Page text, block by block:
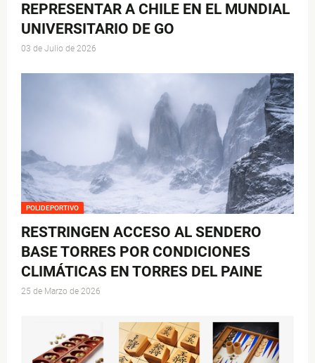
REPRESENTAR A CHILE EN EL MUNDIAL
UNIVERSITARIO DE GO
03 de Julio de 2026
POLIDEPORTIVO
RESTRINGEN ACCESO AL SENDERO
BASE TORRES POR CONDICIONES
CLIMÁTICAS EN TORRES DEL PAINE
25 de Marzo de 2026